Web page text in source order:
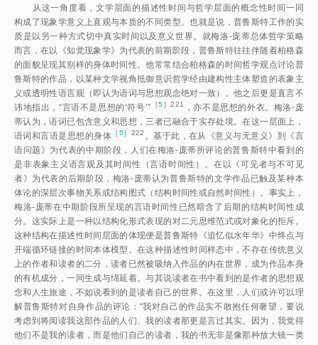
从这一角度看，文学层面的描述性时间与哲学层面的概念性时间一同
构成了现象学意义上直观与本质的不同类型。也就是说，普鲁斯特工作的实
质是以另一种方式切中真实时间以及意义世界。就梅洛-庞蒂总体哲学策略
而言，在以《知觉现象学》为代表的前期阶段，普鲁斯特往往伴随着柏格森
的面貌呈现其别样的身体时间性。他常常结合柏格森的时间哲学观点讨论普
鲁斯特的作品，以某种文学视角抵御意识哲学经由建构性主体塑造的表象主
义或透明性语言观（即认为语词与思想观念绝对一致）。他之后更是直言不
讳地指出，“言语不是思想的‘符号’” ［5］221
，亦不是思想的外衣。梅洛-庞
蒂认为，语词已包含意义和思想，三者已融合于实存处境。在这一层面上，
语词和言语是思想的身体 ［5］222 。基于此，在从《意义与无意义》到《言
语问题》为代表的中期阶段，人们在梅洛-庞蒂所评论的普鲁斯特中看到的
是非表象主义语言观及其时间性（言语时间性）。在以《可见者与不可见
者》为代表的后期阶段，梅洛-庞蒂认为普鲁斯特的文学作品已触及某种本
体论的深层次事物关系或结构图式（结构时间性或自然时间性）。事实上，
梅洛-庞蒂在中期阶段所呈现的言语时间性已然暗含了后期的结构时间性成
分。这实际上是一种以结构化形式表现的对二元思维范式或对象化的拒斥。
这种结构在描述性时间层面的体现便是普鲁斯特《追忆似水年华》中终点与
开端循环链接的时间本体模型。在这种描述性时间样态中，不存在传统意义
上的作者和读者的二分，读者已然被吸纳入作品的内在世界，成为作品本身
的有机成分，一同生成与绵延着。与其说读者在书中看到的是作者的思想观
念和人生旅途，不如说看到的是读者自己的世界。在这里，人们或许可以理
解普鲁斯特对自身作品的评论：“我对自己的作品实不敢抱任何奢望，要说
考虑到将阅读我这部作品的人们、我的读者那更是言过其实。因为，我觉得
他们不是我的读者，而是他们自己的读者，我的书无非是像那种放大镜一类